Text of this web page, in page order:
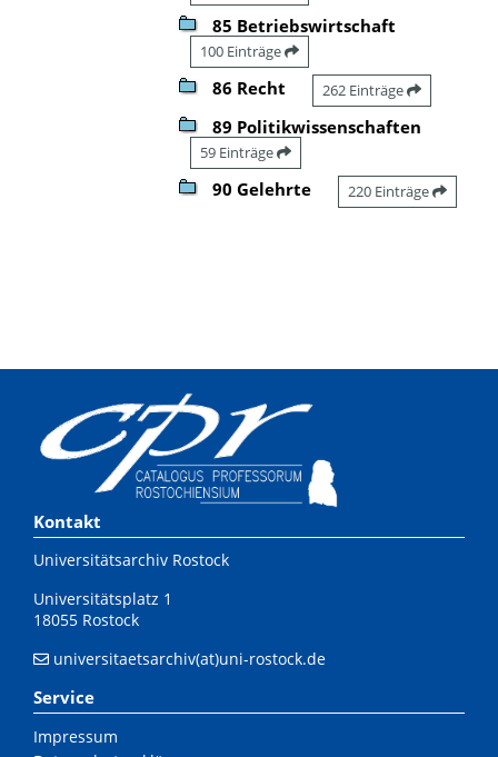
85 Betriebswirtschaft
100 Einträge
86 Recht 262 Einträge
89 Politikwissenschaften
59 Einträge
90 Gelehrte 220 Einträge
Kontakt
Universitätsarchiv Rostock
Universitätsplatz 1
18055 Rostock
universitaetsarchiv(at)uni-rostock.de
Service
Impressum